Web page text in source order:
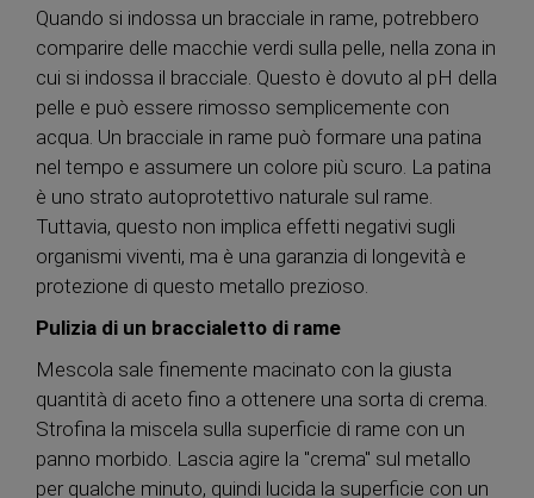
Quando si indossa un bracciale in rame, potrebbero
comparire delle macchie verdi sulla pelle, nella zona in
cui si indossa il bracciale. Questo è dovuto al pH della
pelle e può essere rimosso semplicemente con
acqua. Un bracciale in rame può formare una patina
nel tempo e assumere un colore più scuro. La patina
è uno strato autoprotettivo naturale sul rame.
Tuttavia, questo non implica effetti negativi sugli
organismi viventi, ma è una garanzia di longevità e
protezione di questo metallo prezioso.
Pulizia di un braccialetto di rame
Mescola sale finemente macinato con la giusta
quantità di aceto fino a ottenere una sorta di crema.
Strofina la miscela sulla superficie di rame con un
panno morbido. Lascia agire la "crema" sul metallo
per qualche minuto, quindi lucida la superficie con un